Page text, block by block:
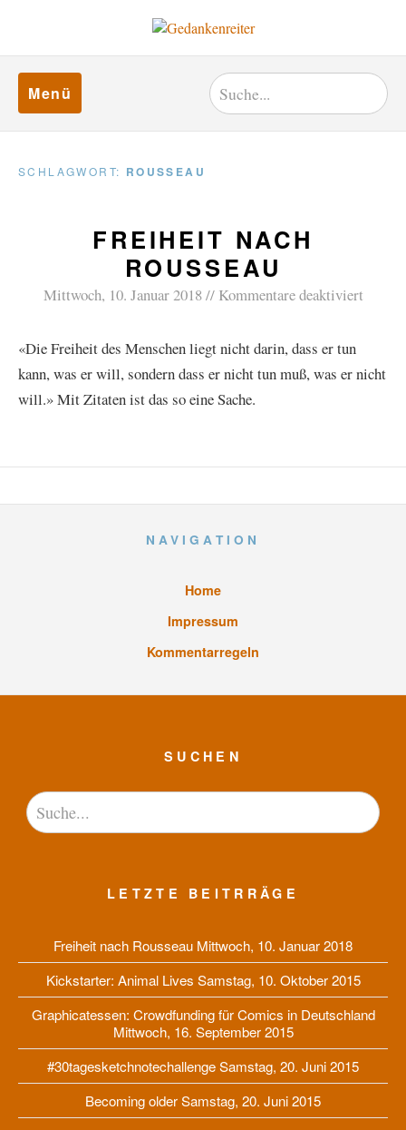
Menü
SCHLAGWORT: ROUSSEAU
FREIHEIT NACH
ROUSSEAU
Mittwoch, 10. Januar 2018 Kommentare deaktiviert
«Die Freiheit des Menschen liegt nicht darin, dass er tun
kann, was er will, sondern dass er nicht tun muß, was er nicht
will.» Mit Zitaten ist das so eine Sache.
NAVIGATION
Home
Impressum
Kommentarregeln
SUCHEN
LETZTE BEITRRÄGE
Freiheit nach Rousseau Mittwoch, 10. Januar 2018
Kickstarter: Animal Lives Samstag, 10. Oktober 2015
Graphicatessen: Crowdfunding für Comics in Deutschland
Mittwoch, 16. September 2015
#30tagesketchnotechallengeSamstag, 20. Juni 2015
Becoming olderSamstag, 20. Juni 2015